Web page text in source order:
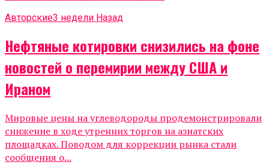
Авторские3 недели Назад
Нефтяные котировки снизились на фоне
новостей о перемирии между США и
Ираном
Мировые цены на углеводороды продемонстрировали
снижение в ходе утренних торгов на азиатских
площадках. Поводом для коррекции рынка стали
сообщения о...